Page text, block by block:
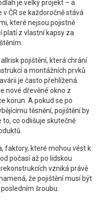
je velký projekt – a
v ČR se každoročně stává
které nejsou pojistně
platí z vlastní kapsy za
pojištění, která chrání
a montážních prvků
je často přehlížená.
nové dřevěné okno z
korun. A pokud se po
těsnění, pojištění by
to, co odlišuje skutečně
, faktory, které mohou vést k
počasí až po lidskou
rekonstrukcích vzniká právě
že pojištění musí být
šroubu.